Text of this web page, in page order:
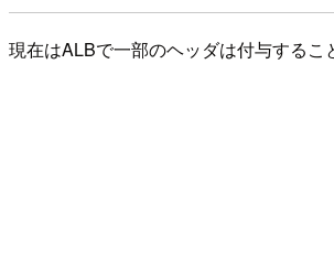
現在はALBで一部のヘッダは付与するこ